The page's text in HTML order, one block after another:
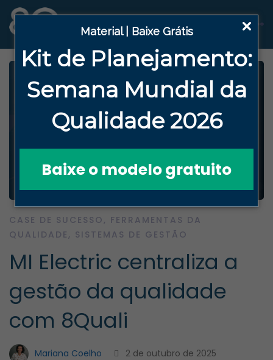
Material | Baixe Grátis
Kit de Planejamento:
Semana Mundial da
Qualidade 2026
Baixe o modelo gratuito
CASE DE SUCESSO , FERRAMENTAS DA
QUALIDADE , SISTEMAS DE GESTÃO
MI Electric centraliza a
gestão da qualidade
com 8Quali
Mariana Coelho 2 de outubro de 2025